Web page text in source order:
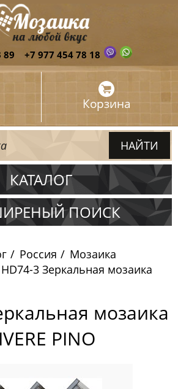
89 +7 977 454 78 18
Корзина
КАТАЛОГ
ПОИСК
Россия
Мозаика
HD74-3 Зеркальная мозаика
мозаика
PINO